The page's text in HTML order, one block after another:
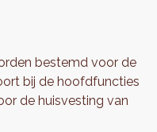
bestemd voor de
bij de hoofdfuncties
de huisvesting van